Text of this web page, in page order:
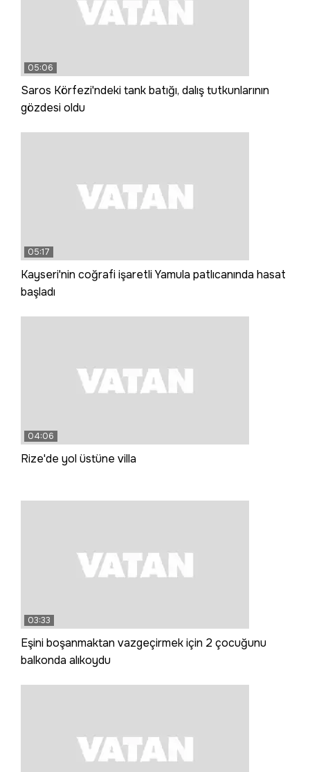
05:06
Saros Körfezi'ndeki tank batığı, dalış tutkunlarının
gözdesi oldu
05:17
Kayseri'nin coğrafi işaretli Yamula patlıcanında hasat
başladı
04:06
Rize'de yol üstüne villa
03:33
Eşini boşanmaktan vazgeçirmek için 2 çocuğunu
balkonda alıkoydu